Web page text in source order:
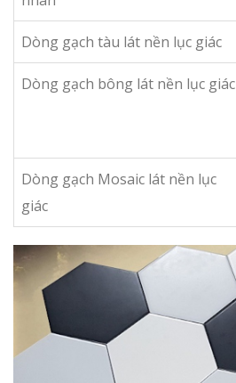
Dòng gạch tàu lát nền lục giác
Dòng gạch bông lát nền lục giác
Dòng gạch Mosaic lát nền lục
giác